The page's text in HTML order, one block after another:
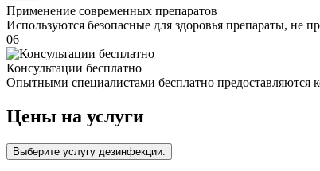
Применение современных препаратов
Используются безопасные для здоровья препараты, не
06
Консультации бесплатно
Опытными специалистами бесплатно предоставляются
Цены на услуги
Выберите услугу дезинфекции: